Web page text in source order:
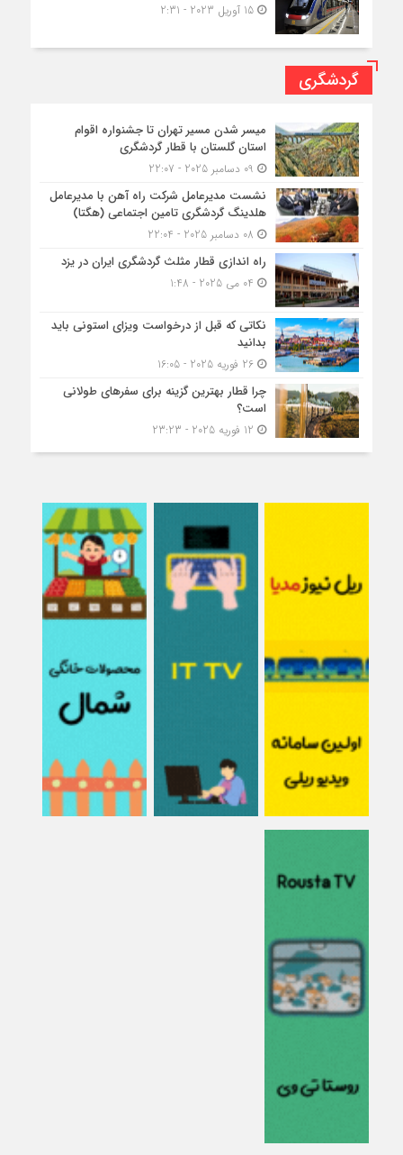
15 آوریل 2023 - 2:31
گردشگری
میسر شدن مسیر تهران تا جشنواره اقوام
استان گلستان با قطار گردشگری
نشست مدیرعامل شرکت راه آهن با مدیرعامل
هلدینگ گردشگری تامین اجتماعی (هگتا)
راه اندازی قطار مثلث گردشگری ایران در یزد
نکاتی که قبل از درخواست ویزای استونی باید
بدانید
26 فوریه 2025 - 16:05
چرا قطار بهترین گزینه برای سفرهای طولانی
است؟